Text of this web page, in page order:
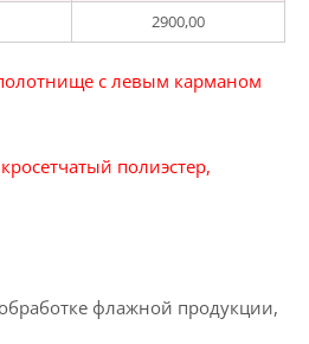
2900,00
с левым карманом
полиэстер,
флажной продукции,